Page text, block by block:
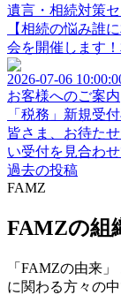
遺言・相続対策
【相続の悩み誰
会を開催します
2026-07-06
お客様へのご案内
「税務」新規受
皆さま、お待た
い受付を見合わ
過去の投稿
FAMZ
FAMZの組
「FAMZの由来
に関わる方々の